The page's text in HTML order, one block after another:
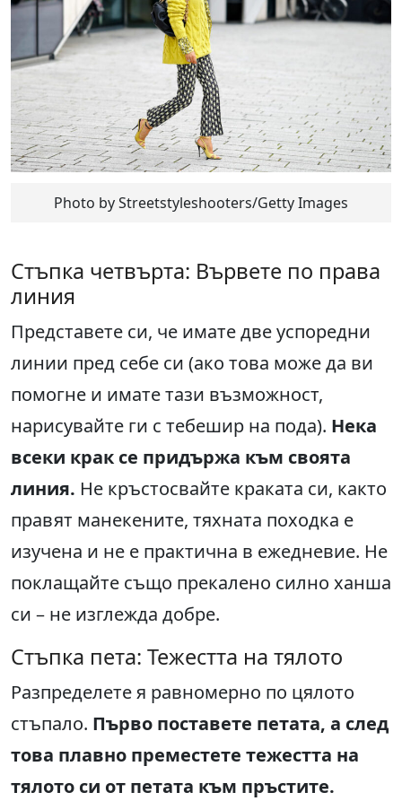
Photo by Streetstyleshooters/Getty Images
Стъпка четвърта: Вървете по права
линия
Представете си, че имате две успоредни
линии пред себе си (ако това може да ви
помогне и имате тази възможност,
нарисувайте ги с тебешир на пода). Нека
всеки крак се придържа към своята
линия. Не кръстосвайте краката си, както
правят манекените, тяхната походка е
изучена и не е практична в ежедневие. Не
поклащайте също прекалено силно ханша
си – не изглежда добре.
Стъпка пета: Тежестта на тялото
Разпределете я равномерно по цялото
стъпало. Първо поставете петата, а след
това плавно преместете тежестта на
тялото си от петата към пръстите.